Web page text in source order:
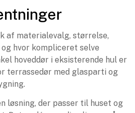
af materialevalg, størrelse,
hvor kompliceret selve
hoveddør i eksisterende hul er
terrassedør med glasparti og
løsning, der passer til huset og